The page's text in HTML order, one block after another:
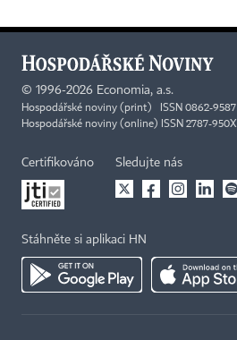
© 1996-2026 Economia, a.s.
Hospodářské noviny (print) ISSN 0862-9587
Hospodářské noviny (online) ISSN 2787-950X
Certifikováno Sledujte nás
Stáhněte si aplikaci HN